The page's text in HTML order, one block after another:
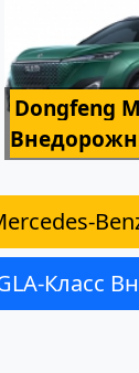
Dongfeng
Класс